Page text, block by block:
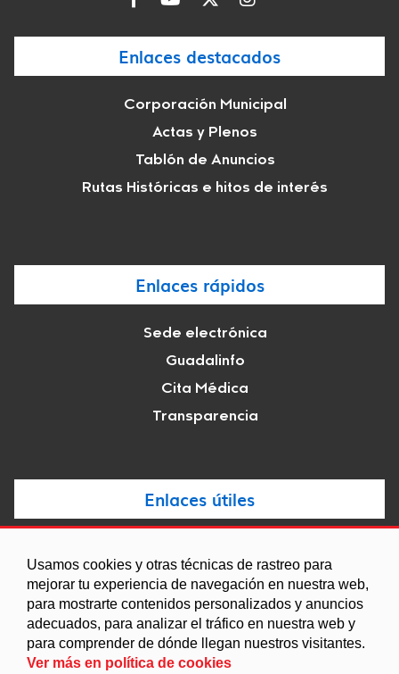
Usamos cookies y otras técnicas de rastreo para
mejorar tu experiencia de navegación en nuestra web,
para mostrarte contenidos personalizados y anuncios
adecuados, para analizar el tráfico en nuestra web y
para comprender de dónde llegan nuestros visitantes.
Ver más en política de cookies
Enlaces destacados
Corporación Municipal
Actas y Plenos
Tablón de Anuncios
Rutas Históricas e hitos de interés
Enlaces rápidos
Sede electrónica
Guadalinfo
Cita Médica
Transparencia
Enlaces útiles
Agenda
Ordenanzas
Entidades y asociaciones